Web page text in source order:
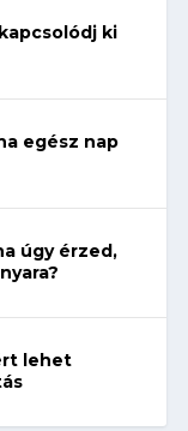
ki
egész nap
úgy érzed,
lehet